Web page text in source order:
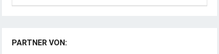
PARTNER VON: